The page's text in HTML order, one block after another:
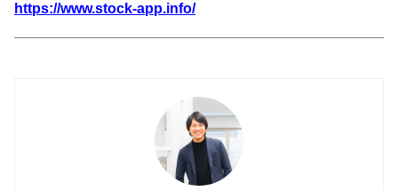
https://www.stock-app.info/